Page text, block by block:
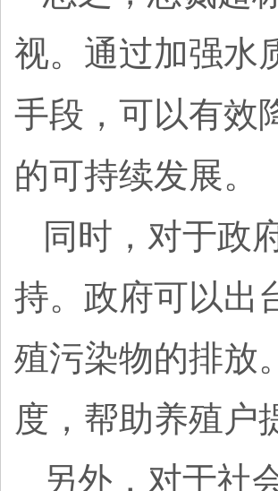
视。通过加强水
手段，可以有效
的可持续发展。
同时，对于政
持。政府可以出
殖污染物的排放
度，帮助养殖户
另外，对于社